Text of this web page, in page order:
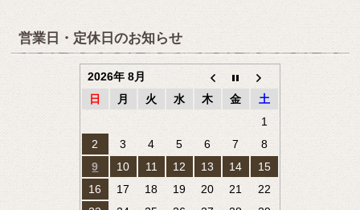
営業日・定休日のお知らせ
2026年 8月
日
月 火 水 木 金
土
1
2
3 4 5 6 7
8
9
10 11 12 13 14
15
16
17 18 19 20 21
22